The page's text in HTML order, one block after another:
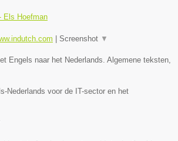
Els Hoefman
| Screenshot ▼
Engels naar het Nederlands. Algemene teksten,
Nederlands voor de IT-sector en het